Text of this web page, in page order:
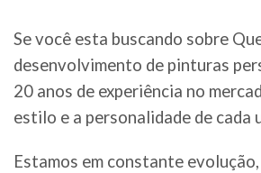
Se você esta buscando sobre
desenvolvimento de pinturas
20 anos de experiência no
estilo e a personalidade de cada
Estamos em constante